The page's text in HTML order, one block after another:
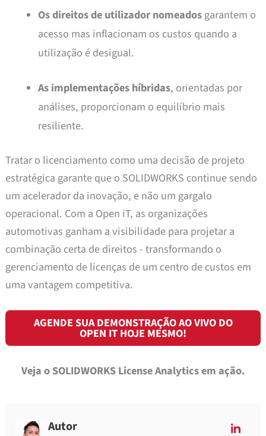
Os direitos de utilizador nomeadosgarantem o
acesso mas inflacionam os custos quando a
utilização é desigual.
As implementações híbridas, orientadas por
análises, proporcionam o equilíbrio mais
resiliente.
Tratar o licenciamento como uma decisão de projeto
estratégica garante que o SOLIDWORKS continue sendo
um acelerador da inovação, e não um gargalo
operacional. Com a Open iT, as organizações
automotivas ganham a visibilidade para projetar a
combinação certa de direitos - transformando o
gerenciamento de licenças de um centro de custos em
uma vantagem competitiva.
AGENDE SUA DEMONSTRAÇÃO AO VIVO DO
OPEN IT HOJE MESMO!
Veja o SOLIDWORKS License Analytics em ação.
Autor